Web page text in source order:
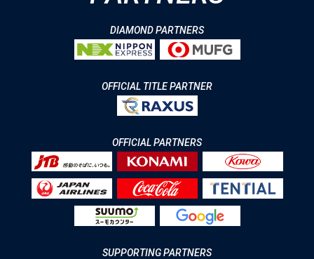
DIAMOND PARTNERS
OFFICIAL TITLE PARTNER
OFFICIAL PARTNERS
SUPPORTING PARTNERS